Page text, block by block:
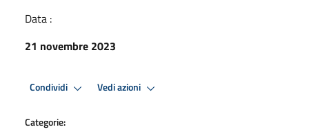
Data :
21 novembre 2023
Condividi Vedi azioni
Categorie: